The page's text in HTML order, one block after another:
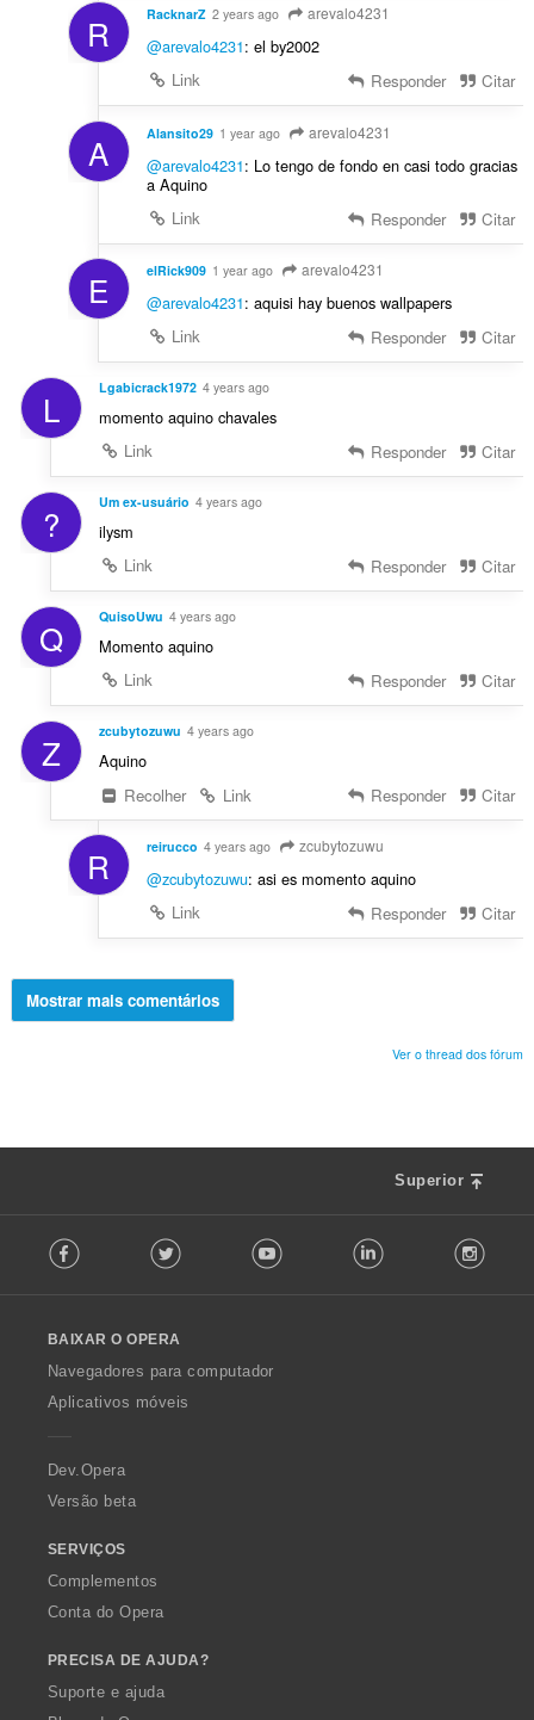
R RacknarZ 2 years ago arevalo4231
@arevalo4231: el by2002
Link
Responder Citar
A Alansito29 1 year ago arevalo4231
@arevalo4231: Lo tengo de fondo en casi todo gracias
a Aquino
Link
Responder Citar
E elRick909 1 year ago arevalo4231
@arevalo4231: aquisi hay buenos wallpapers
Link
Responder Citar
L Lgabicrack1972 4 years ago
momento aquino chavales
Link
Responder Citar
? Um ex-usuário 4 years ago
ilysm
Link
Responder Citar
Q QuisoUwu 4 years ago
Momento aquino
Link
Responder Citar
Z zcubytozuwu 4 years ago
Aquino
Recolher
Link Responder Citar
R reirucco 4 years ago zcubytozuwu
@zcubytozuwu: asi es momento aquino
Link
Responder Citar
Mostrar mais comentários
Ver o thread dos fórum
Superior
o
w
O
p
a
Facebook Twitter Youtube LinkedIn
BAIXAR O OPERA
Navegadores para computador
Aplicativos móveis
Dev.Opera
Versão beta
SERVIÇOS
Complementos
Conta do Opera
PRECISA DE AJUDA?
Suporte e ajuda